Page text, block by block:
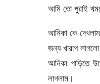
আমি তো পুরাই
আনিকা কে
জন্য খারাপ
আনিকা গাড়িতে
লাগলাম।